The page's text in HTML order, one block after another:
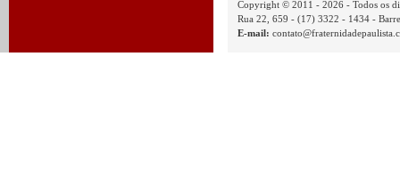
Copyright © 2011 - 2026 - Todos os
Rua 22, 659 - (17) 3322 - 1434 -
E-mail: